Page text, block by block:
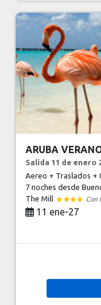
ARUBA
Salida 11 de enero
Aereo + Traslados +
7 nochesdesde
The Mill
Con
11 ene-27